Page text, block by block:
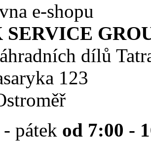
e-shopu
dílů
123
pátek od 7:00 -